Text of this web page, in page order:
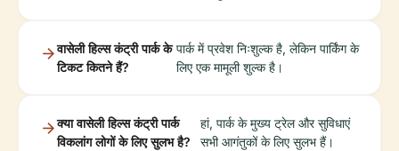
वासेली हिल्स कंट्री पार्क के
टिकट कितने हैं?
पार्क में प्रवेश निःशुल्क है, लेकिन पार्किंग के
लिए एक मामूली शुल्क है।
क्या वासेली हिल्स कंट्री पार्क
विकलांग लोगों के लिए सुलभ है?
हां, पार्क के मुख्य ट्रेल और सुविधाएं
सभी आगंतुकों के लिए सुलभ हैं।